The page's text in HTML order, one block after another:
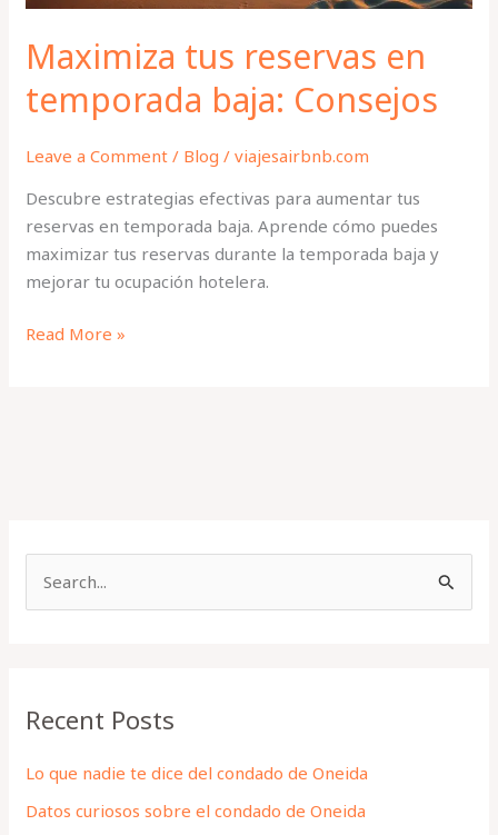
Maximiza tus reservas en
temporada baja: Consejos
Leave a Comment / Blog /viajesairbnb.com
Descubre estrategias efectivas para aumentar tus
reservas en temporada baja. Aprende cómo puedes
maximizar tus reservas durante la temporada baja y
mejorar tu ocupación hotelera.
Read More »
c
f
o
Recent Posts
Lo que nadie te dice del condado de Oneida
Datos curiosos sobre el condado de Oneida